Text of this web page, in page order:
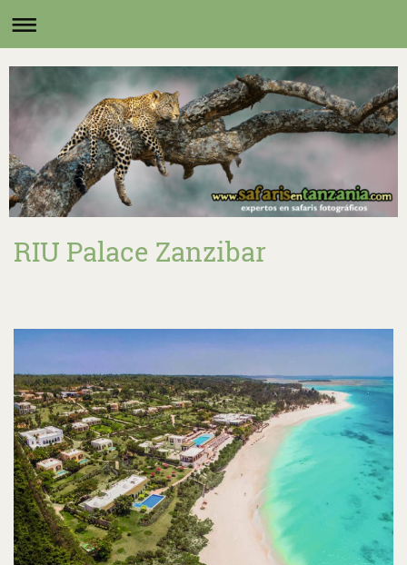
RIU Palace Zanzibar